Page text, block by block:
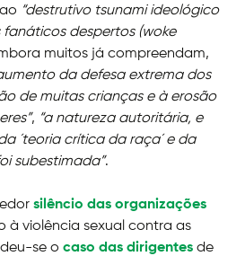
“destrutivo tsunami ideológico
despertos (woke
muitos já compreendam,
da defesa extrema dos
de muitas crianças e à erosão
, “a natureza autoritária, e
´teoria crítica da raça´ e da
subestimada”.
silêncio das organizações
à violência sexual contra as
se o caso das dirigentes de